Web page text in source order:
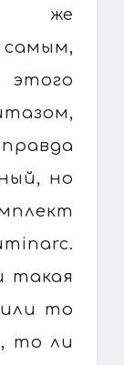
же
но
такая
то
то ли